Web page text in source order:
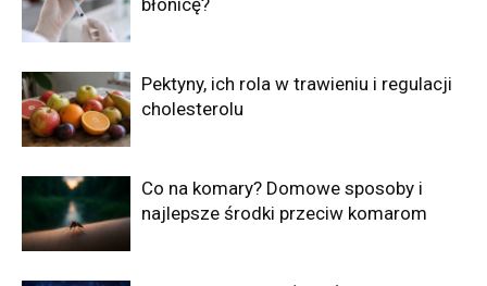
Pektyny, ich rola w trawieniu i regulacji
cholesterolu
Co na komary? Domowe sposoby i
najlepsze środki przeciw komarom